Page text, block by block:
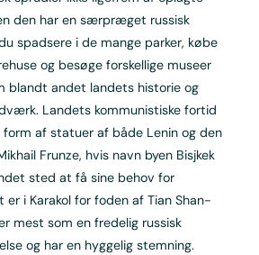
den har en særpræget russisk
spadsere i de mange parker, købe
og besøge forskellige museer
blandt andet landets historie og
Landets kommunistiske fortid
af statuer af både Lenin og den
Frunze, hvis navn byen Bisjkek
sted at få sine behov for
i Karakol for foden af Tian Shan-
mest som en fredelig russisk
og har en hyggelig stemning.